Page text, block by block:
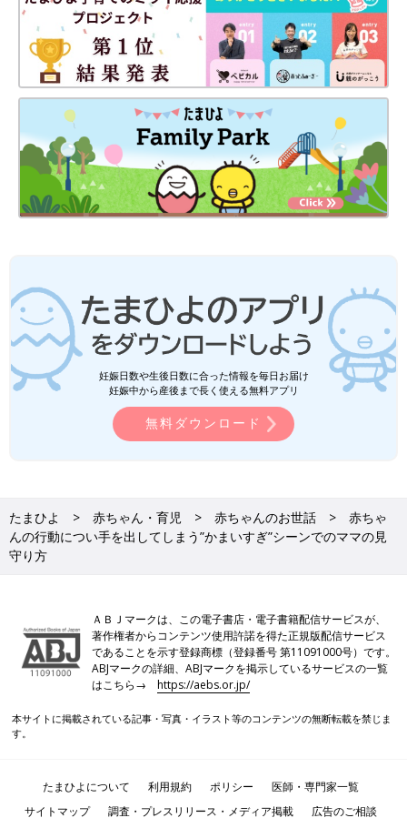
妊娠日数や生後日数に合った情報を毎日お届け
妊娠中から産後まで長く使える無料アプリ
無料ダウンロード
たまひよ 赤ちゃん・育児 赤ちゃんのお世話
赤ちゃ
んの行動につい手を出してしまう”かまいすぎ”シーンでのママの見
守り方
ＡＢＪマークは、この電子書店・電子書籍配信サービスが、
著作権者からコンテンツ使用許諾を得た正規版配信サービス
であることを示す登録商標（登録番号 第11091000号）です。
ABJマークの詳細、ABJマークを掲示しているサービスの一覧
はこちら→https://aebs.or.jp/
本サイトに掲載されている記事・写真・イラスト等のコンテンツの無断転載を禁じま
す。
たまひよについて 利用規約 ポリシー
医師・専門家一覧
サイトマップ
調査・プレスリリース・メディア掲載 広告のご相談